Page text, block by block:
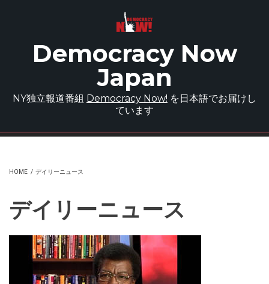
Democracy Now
Japan
NY独立報道番組 Democracy Now! を日本語でお届けし
ています
HOME / デイリーニュース
デイリーニュース